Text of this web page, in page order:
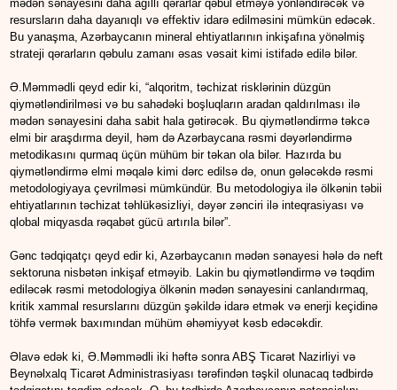
mədən sənayesini daha ağıllı qərarlar qəbul etməyə yönləndirəcək və
resursların daha dayanıqlı və effektiv idarə edilməsini mümkün edəcək.
Bu yanaşma, Azərbaycanın mineral ehtiyatlarının inkişafına yönəlmiş
strateji qərarların qəbulu zamanı əsas vəsait kimi istifadə edilə bilər.
Ə.Məmmədli qeyd edir ki, “alqoritm, təchizat risklərinin düzgün
qiymətləndirilməsi və bu sahədəki boşluqların aradan qaldırılması ilə
mədən sənayesini daha sabit hala gətirəcək. Bu qiymətləndirmə təkcə
elmi bir araşdırma deyil, həm də Azərbaycana rəsmi dəyərləndirmə
metodikasını qurmaq üçün mühüm bir təkan ola bilər. Hazırda bu
qiymətləndirmə elmi məqalə kimi dərc edilsə də, onun gələcəkdə rəsmi
metodologiyaya çevrilməsi mümkündür. Bu metodologiya ilə ölkənin təbii
ehtiyatlarının təchizat təhlükəsizliyi, dəyər zənciri ilə inteqrasiyası və
qlobal miqyasda rəqabət gücü artırıla bilər”.
Gənc tədqiqatçı qeyd edir ki, Azərbaycanın mədən sənayesi hələ də neft
sektoruna nisbətən inkişaf etməyib. Lakin bu qiymətləndirmə və təqdim
ediləcək rəsmi metodologiya ölkənin mədən sənayesini canlandırmaq,
kritik xammal resurslarını düzgün şəkildə idarə etmək və enerji keçidinə
töhfə vermək baxımından mühüm əhəmiyyət kəsb edəcəkdir.
Əlavə edək ki, Ə.Məmmədli iki həftə sonra ABŞ Ticarət Nazirliyi və
Beynəlxalq Ticarət Administrasiyası tərəfindən təşkil olunacaq tədbirdə